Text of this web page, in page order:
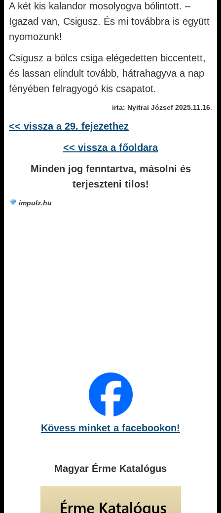
A két kis kalandor mosolyogva bólintott. –
Igazad van, Csigusz. És mi továbbra is együtt
nyomozunk!
Csigusz a bölcs csiga elégedetten biccentett,
és lassan elindult tovább, hátrahagyva a nap
fényében felragyogó kis csapatot.
irta: Nyitrai József 2025.11.16
<< vissza a 29. fejezethez
<< vissza a főoldara
Minden jog fenntartva, másolni és
terjeszteni tilos!
impulz.hu
Kövess minket a facebookon!
Magyar Érme Katalógus